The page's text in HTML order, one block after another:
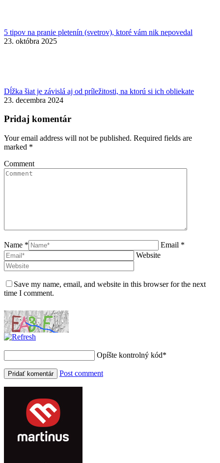
5 tipov na pranie pletenín (svetrov), ktoré vám nik nepovedal
23. októbra 2025
Dĺžka šiat je závislá aj od príležitosti, na ktorú si ich obliekate
23. decembra 2024
Pridaj komentár
Your email address will not be published. Required fields are
marked *
Comment
Name *
Email *
Website
Save my name, email, and website in this browser for the next
time I comment.
Opíšte kontrolný kód*
Post comment